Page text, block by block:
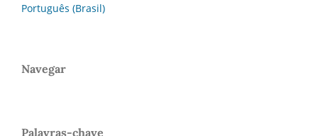
Português (Brasil)
Navegar
Palavras-chave